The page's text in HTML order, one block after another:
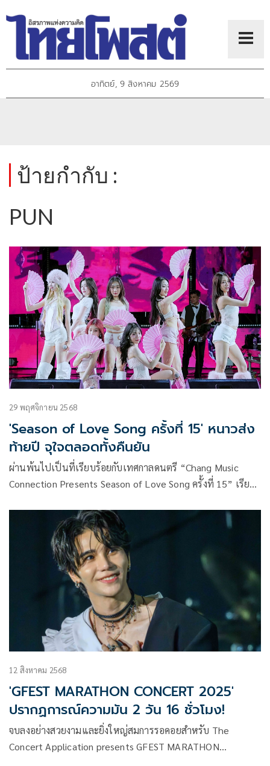
อาทิตย์, 9 สิงหาคม 2569
ป้ายกำกับ :
PUN
29 พฤศจิกายน 2568
'Season of Love Song ครั้งที่ 15' หนาวส่ง
ท้ายปี จุใจตลอดทั้งคืนยัน
ผ่านพ้นไปเป็นที่เรียบร้อยกับเทศกาลดนตรี “Chang Music
Connection Presents Season of Love Song ครั้งที่ 15” เรียก
รวมตัวกัน ปีนี้หนาวแบบจริงจัง ณ เวเนโต้ อ.สวนผึ้ง จ.ราชบุรี ใน
ธีม Fantastic Circus
12 สิงหาคม 2568
'GFEST MARATHON CONCERT 2025'
ปรากฏการณ์ความมัน 2 วัน 16 ชั่วโมง!
จบลงอย่างสวยงามและยิ่งใหญ่สมการรอคอยสำหรับ The
Concert Application presents GFEST MARATHON